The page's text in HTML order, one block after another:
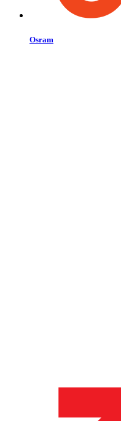
Osram